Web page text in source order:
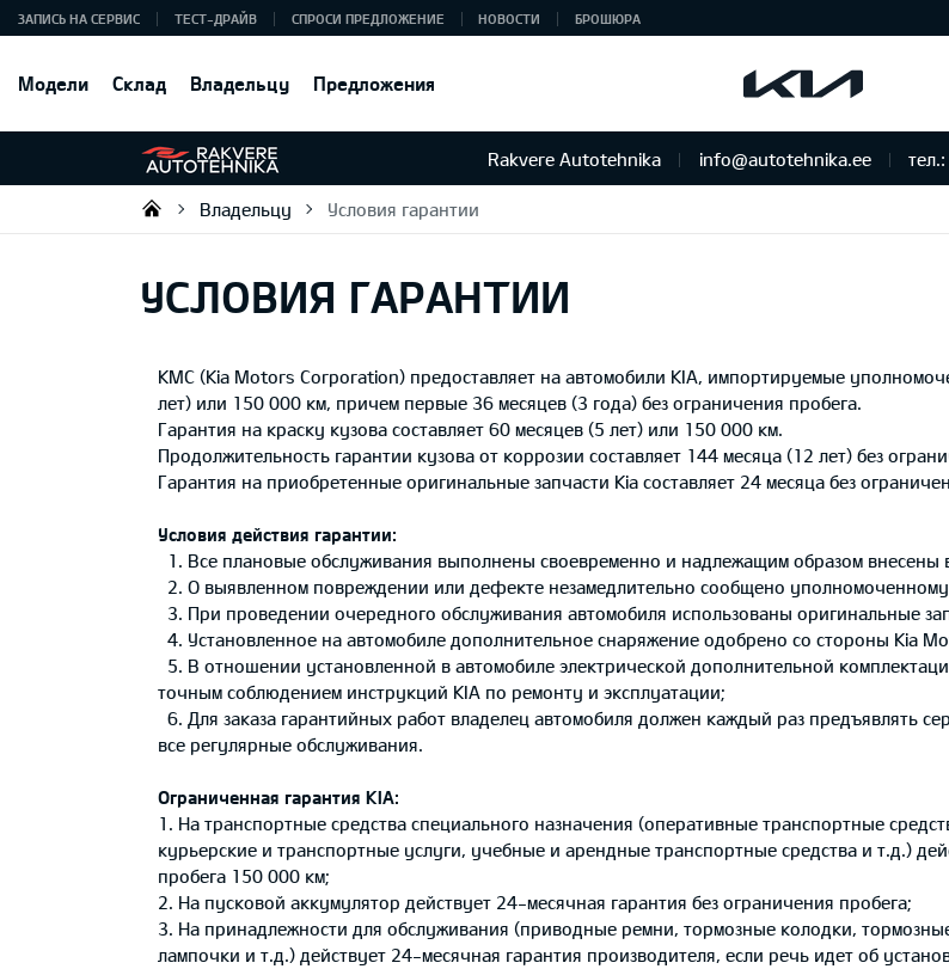
Модели Склад Владельцу Предложения
ЗАПИСЬ НА СЕРВИС ТЕСТ-ДРАЙВ СПРОСИ ПРЕДЛОЖЕНИЕ НОВОСТИ БРОШЮРА
Rakvere Autotehnika info@autotehnika.ee
Rakvere Autotehnika
Владельцу Условия гарантии
УСЛОВИЯ ГАРАНТИИ
KMC (Kia Motors Corporation) предоставляет на автомобили KIA, импортируемые
лет) или 150 000 км, причем первые 36 месяцев (3 года) без ограничения пробега.
Гарантия на краску кузова составляет 60 месяцев (5 лет) или 150 000 км.
Продолжительность гарантии кузова от коррозии составляет 144 месяца (12 лет) без
Гарантия на приобретенные оригинальные запчасти Kia составляет 24 месяца без
Условия действия гарантии:
1. Все плановые обслуживания выполнены своевременно и надлежащим образом внесены
2. О выявленном повреждении или дефекте незамедлительно сообщено
3. При проведении очередного обслуживания автомобиля использованы оригинальные
4. Установленное на автомобиле дополнительное снаряжение одобрено со стороны Kia
5. В отношении установленной в автомобиле электрической дополнительной
точным соблюдением инструкций KIA по ремонту и эксплуатации;
6. Для заказа гарантийных работ владелец автомобиля должен каждый раз предъявлять
все регулярные обслуживания.
Ограниченная гарантия KIA:
1. На транспортные средства специального назначения (оперативные транспортные
курьерские и транспортные услуги, учебные и арендные транспортные средства и т.д.)
пробега 150 000 км;
2. На пусковой аккумулятор действует 24-месячная гарантия без ограничения пробега;
3. На принадлежности для обслуживания (приводные ремни, тормозные колодки,
лампочки и т.д.) действует 24-месячная гарантия производителя, если речь идет об